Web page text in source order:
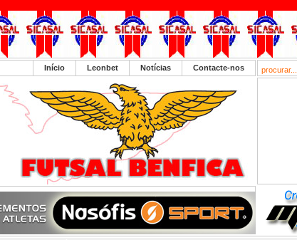
Contacte-nos
Notícias
Leonbet
Início